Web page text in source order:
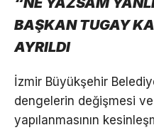
BAŞKAN TUGAY
AYRILDI
İzmir Büyükşehir
dengelerin değişmesi
yapılanmasının